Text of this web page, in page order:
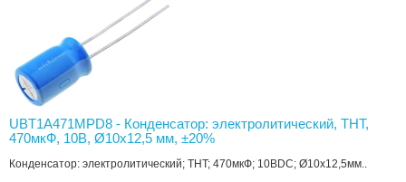
UBT1A471MPD8 - Конденсатор: электролитический, THT,
470мкФ, 10В, Ø10x12,5 мм, ±20%
Конденсатор: электролитический; THT; 470мкФ; 10ВDC; Ø10x12,5мм..